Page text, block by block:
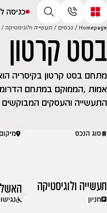
כניסה
Homepage
/ נכסים / תעשייה ולוגיסטיקה /
בסט קרטון
מתחם בסט קרטון בקיסריה
אמות ,הממוקם במתחם
התעשייה והעסקים
סוג הנכס
תעשייה ולוגיסטיקה האשל 32, קיסריה
חניון